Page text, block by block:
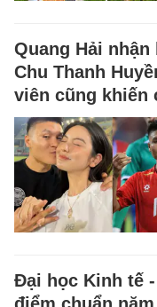
Quang Hải
Chu Thanh
viên cũng khiến
Đại học Kinh tế -